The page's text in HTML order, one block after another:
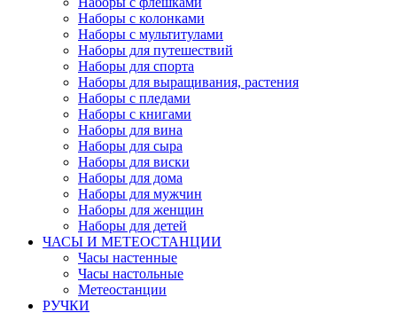
Наборы с колонками
Наборы с мультитулами
Наборы для путешествий
Наборы для спорта
Наборы для выращивания, растения
Наборы с пледами
Наборы с книгами
Наборы для вина
Наборы для сыра
Наборы для виски
Наборы для дома
Наборы для мужчин
Наборы для женщин
Наборы для детей
ЧАСЫ И МЕТЕОСТАНЦИИ
Часы настенные
Часы настольные
Метеостанции
РУЧКИ